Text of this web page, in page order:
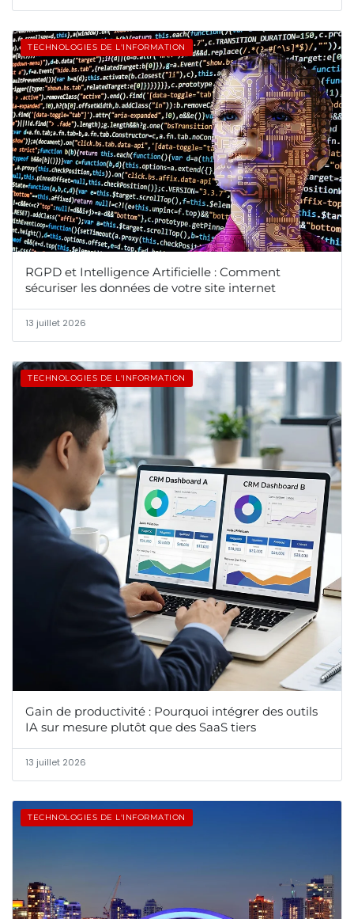
TECHNOLOGIES DE L'INFORMATION
RGPD et Intelligence Artificielle : Comment
sécuriser les données de votre site internet
13 juillet 2026
TECHNOLOGIES DE L'INFORMATION
Gain de productivité : Pourquoi intégrer des outils
IA sur mesure plutôt que des SaaS tiers
13 juillet 2026
TECHNOLOGIES DE L'INFORMATION